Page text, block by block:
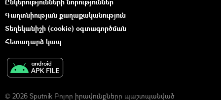
Ընկերությունների նորություններ
Գաղտնիության քաղաքականություն
Տեղեկանիշի (cookie) օգտագործման
Հետադարձ կապ
© 2026 Sputnik Բոլոր իրավունքները պաշտպանված